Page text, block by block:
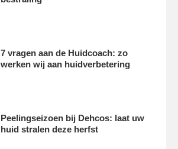
7 vragen aan de Huidcoach: zo
werken wij aan huidverbetering
Peelingseizoen bij Dehcos: laat uw
huid stralen deze herfst